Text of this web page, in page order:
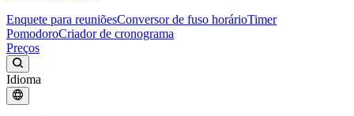
Enquete para reuniõesConversor de fuso horárioTimer
PomodoroCriador de cronograma
Preços
Idioma